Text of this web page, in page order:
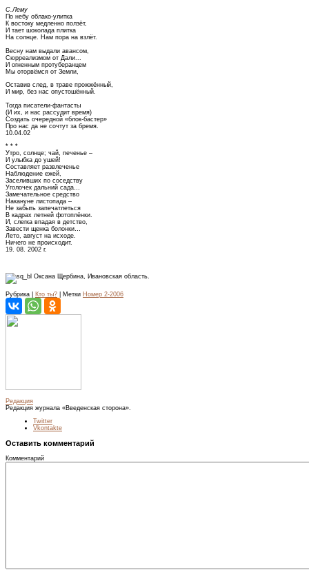
С.Лему
По небу облако-улитка
К востоку медленно ползёт,
И тает шоколада плитка
На солнце. Нам пора на взлёт.
Весну нам выдали авансом,
Сюрреализмом от Дали...
И огненным протуберанцем
Мы оторвёмся от Земли,
Оставив след, в траве прожжённый,
И мир, без нас опустошённый.
Тогда писатели-фантасты
(И их, и нас рассудит время)
Создать очередной «блок-бастер»
Про нас да не сочтут за бремя.
10.04.02
* * *
Утро, солнце; чай, печенье –
И улыбка до ушей!
Составляет развлеченье
Наблюдение ежей,
Заселивших по соседству
Уголочек дальний сада…
Замечательное средство
Накануне листопада –
Не забыть запечатлеться
В кадрах летней фотоплёнки.
И, слегка впадая в детство,
Завести щенка болонки…
Лето, август на исходе.
Ничего не происходит.
19. 08. 2002 г.
Оксана Щербина, Ивановская область.
Рубрика | Кто ты? | Метки Номер 2-2006
Редакция
Редакция журнала «Введенская сторона».
Twitter
Vkontakte
Оставить комментарий
Комментарий